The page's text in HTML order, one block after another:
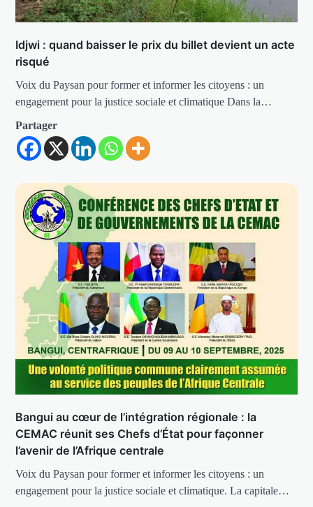
Idjwi : quand baisser le prix du billet devient un acte
risqué
Voix du Paysan pour former et informer les citoyens : un
engagement pour la justice sociale et climatique Dans la…
Partager
Bangui au cœur de l’intégration régionale : la
CEMAC réunit ses Chefs d’État pour façonner
l’avenir de l’Afrique centrale
Voix du Paysan pour former et informer les citoyens : un
engagement pour la justice sociale et climatique. La capitale…